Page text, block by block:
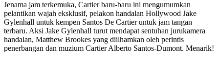
Jenama jam terkemuka, Cartier baru-baru ini mengumumkan
pelantikan wajah eksklusif, pelakon handalan Hollywood Jake
Gylenhall untuk kempen Santos De Cartier untuk jam tangan
terbaru. Aksi Jake Gylenhall turut mendapat sentuhan jurukamera
handalan, Matthew Brookes yang diilhamkan oleh perintis
penerbangan dan muzium Cartier Alberto Santos-Dumont. Menarik!